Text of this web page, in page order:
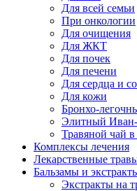
Для всей семьи
При онкологии
Для очищения
Для ЖКТ
Для почек
Для печени
Для сердца и
Для кожи
Бронхо-
Элитный
Травяной чай
Комплексы лечения
Лекарственные
Бальзамы и
Экстракты на